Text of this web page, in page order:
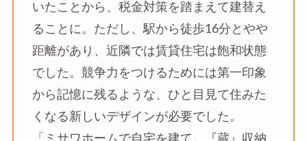
いたことから、税金対策を踏まえて建替え
ることに。ただし、駅から徒歩16分とやや
距離があり、近隣では賃貸住宅は飽和状態
でした。競争力をつけるためには第一印象
から記憶に残るような、ひと目見て住みた
くなる新しいデザインが必要でした。
「ミサワホームで自宅を建て、『蔵』収納